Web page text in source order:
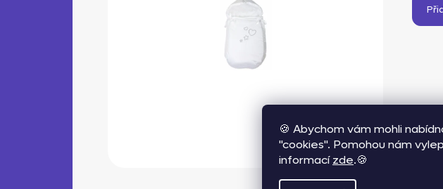
🍪 Abychom vám mohli
"cookies". Pomohou nám
informacízde.🍪